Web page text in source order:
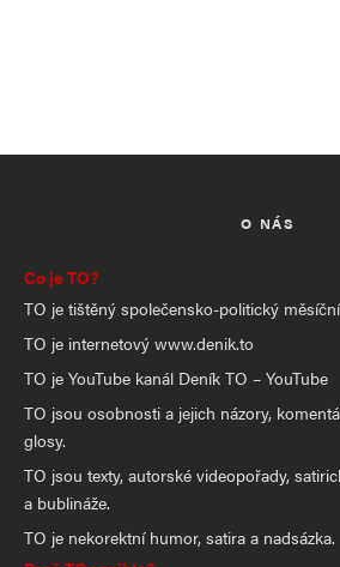
O NÁS
Co je TO?
TO je tištěný společensko-politický
TO je internetový www.denik.to
TO je YouTube kanál Deník TO – YouTube
TO jsou osobnosti a jejich názory,
glosy.
TO jsou texty, autorské videopořady,
a bublináže.
TO je nekorektní humor, satira a nadsázka.